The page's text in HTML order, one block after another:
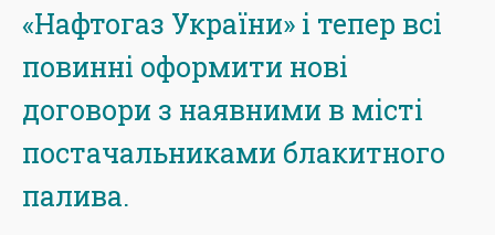
«Нафтогаз України» і тепер всі
повинні оформити нові
договори з наявними в місті
постачальниками блакитного
палива.